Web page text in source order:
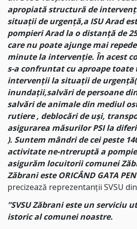
apropiată structură de
situații de urgență,a ISU Arad
pompieri Arad la o distanță de
care nu poate ajunge mai repede
minute la intervenție. În acest
s-a confruntat cu aproape toate
intervenții la situații de
inundații,salvări de persoane
salvări de animale din mediul
rutiere , deblocări de uși,
asigurarea măsurilor PSI la
). Suntem mândri de cei peste
activitate ne-ntreruptă a
asigurăm locuitorii comunei
Zăbrani este ORICÂND GATA
precizează reprezentanții SVSU
”SVSU Zăbrani este un serviciu
istoric al comunei noastre.